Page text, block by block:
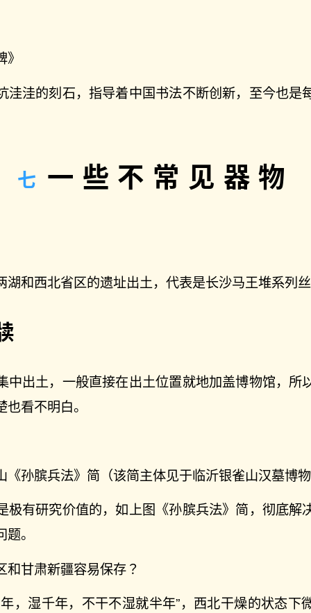
洼洼的刻石，指导着中国书法不断创新，至今也是
一些不常见器物
湖和西北省区的遗址出土，代表是长沙马王堆系列
中出土，一般直接在出土位置就地加盖博物馆，所
看不明白。
《孙膑兵法》简（该简主体见于临沂银雀山汉墓博
极有研究价值的，如上图《孙膑兵法》简，彻底解
。
和甘肃新疆容易保存？
，湿千年，不干不湿就半年”，西北干燥的状态下